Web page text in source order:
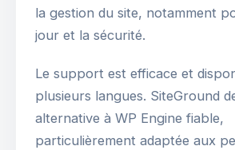
la gestion du site, notamment
jour et la sécurité.
Le support est efficace et
plusieurs langues. SiteGround
alternative à WP Engine fiable,
particulièrement adaptée aux